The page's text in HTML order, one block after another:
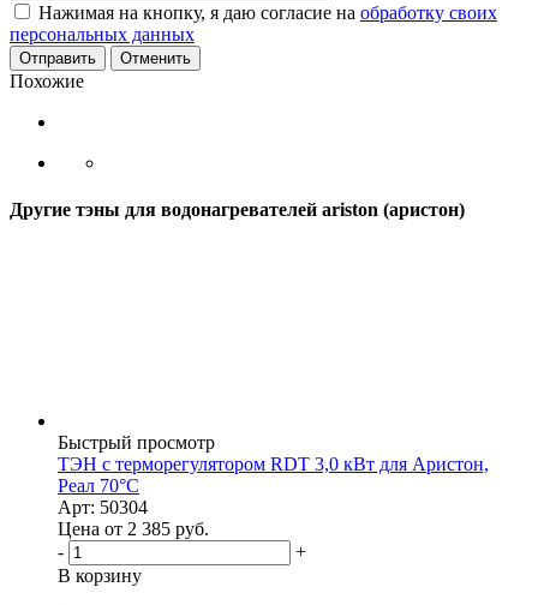
Нажимая на кнопку, я даю согласие на обработку своих
персональных данных
Отменить
Похожие
Другие тэны для водонагревателей ariston (аристон)
Быстрый просмотр
ТЭН с терморегулятором RDT 3,0 кВт для Аристон,
Реал 70°С
Арт: 50304
Цена от 2 385 руб.
-
+
В корзину